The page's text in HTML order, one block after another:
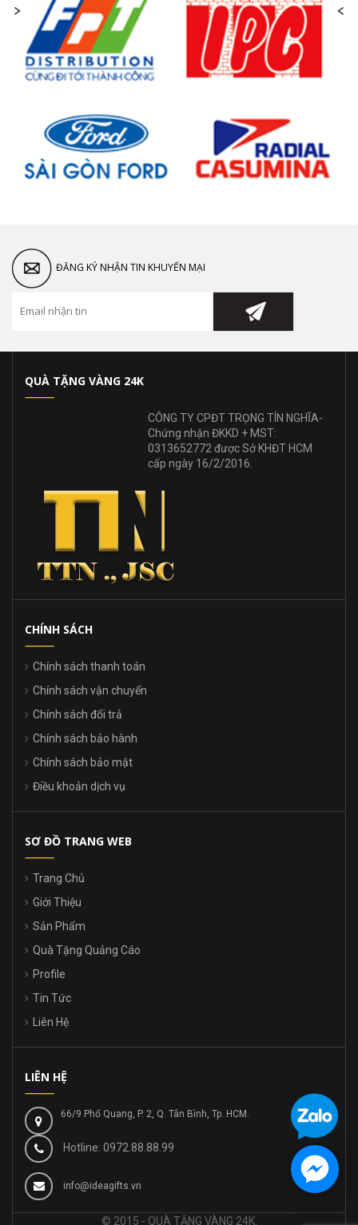
ĐĂNG KÝ NHẬN TIN KHUYẾN MẠI
QUÀ TẶNG VÀNG 24K
CÔNG TY CPĐT TRỌNG TÍN NGHĨA-
Chứng nhận ĐKKD + MST:
0313652772 được Sở KHĐT HCM
cấp ngày 16/2/2016.
CHÍNH SÁCH
Chính sách thanh toán
Chính sách vận chuyển
Chính sách đổi trả
Chính sách bảo hành
Chính sách bảo mật
Điều khoản dịch vụ
SƠ ĐỒ TRANG WEB
Trang Chủ
Giới Thiệu
Sản Phẩm
Quà Tặng Quảng Cáo
Profile
Tin Tức
Liên Hệ
LIÊN HỆ
66/9 Phổ Quang, P. 2, Q. Tân Bình, Tp. HCM.
Hotline: 0972.88.88.99
info@ideagifts.vn
© 2015 - QUÀ TẶNG VÀNG 24K.